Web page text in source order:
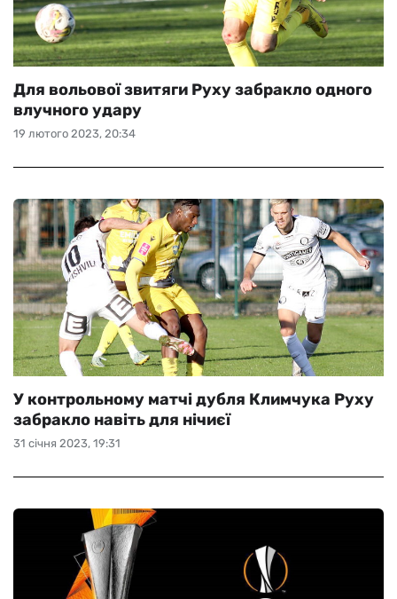
19 лютого 2023, 20:34
Для вольової звитяги Руху забракло одного
влучного удару
31 січня 2023, 19:31
У контрольному матчі дубля Климчука Руху
забракло навіть для нічиєї